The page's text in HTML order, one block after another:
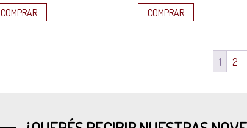
COMPRAR COMPRAR
1 2